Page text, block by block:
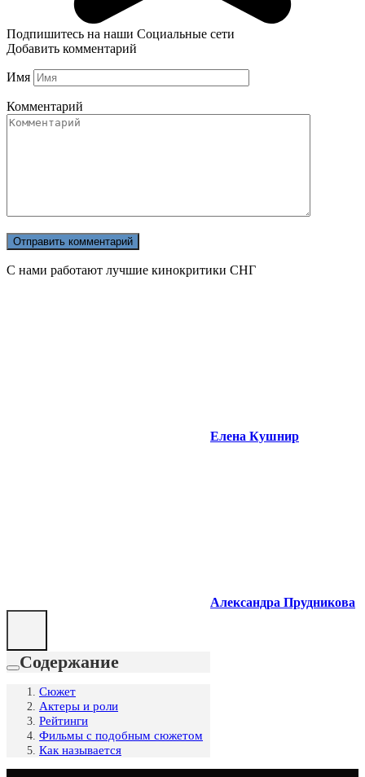
Подпишитесь на наши Социальные сети
Добавить комментарий
Имя
Комментарий
С нами работают лучшие кинокритики СНГ
Елена Кушнир
Александра Прудникова
Содержание
Сюжет
Актеры и роли
Рейтинги
Фильмы с подобным сюжетом
Как называется